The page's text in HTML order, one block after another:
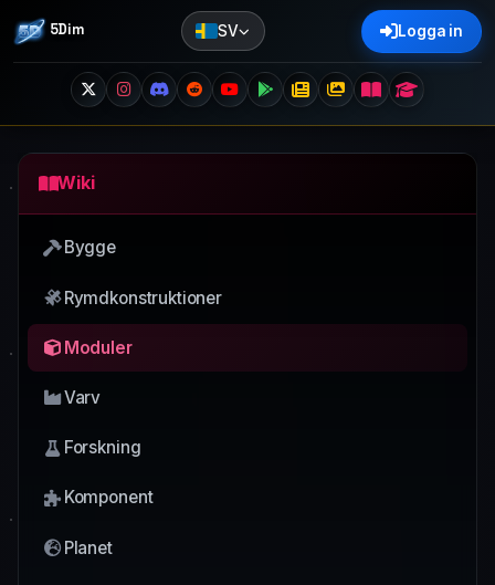
5Dim SV Logga in
Wiki
Bygge
Rymdkonstruktioner
Moduler
Varv
Forskning
Komponent
Planet